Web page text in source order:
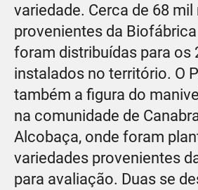
variedade. Cerca de 68 mil
provenientes da
foram distribuídas para os
instalados no território. O
também a figura do
na comunidade de
Alcobaça, onde foram
variedades provenientes
para avaliação. Duas se